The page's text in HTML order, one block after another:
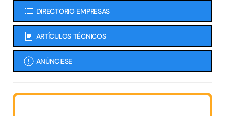
DIRECTORIO EMPRESAS
ARTÍCULOS TÉCNICOS
ANÚNCIESE